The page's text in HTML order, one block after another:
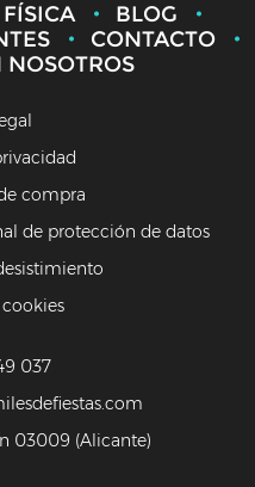
BLOG
CONTACTO
compra
de protección de datos
037
03009 (Alicante)